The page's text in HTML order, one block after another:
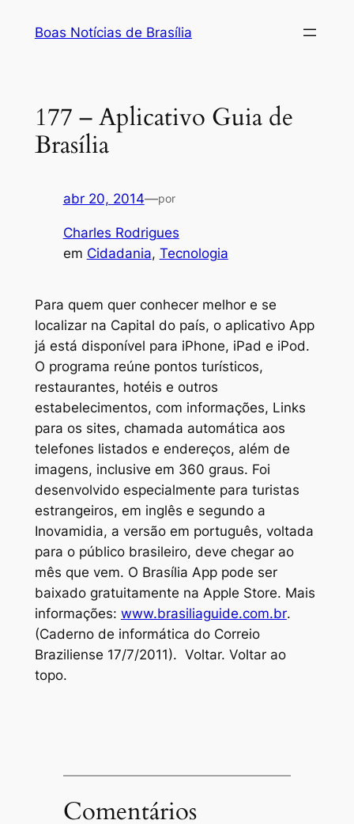
Boas Notícias de Brasília
177 – Aplicativo Guia de
Brasília
abr 20, 2014—por
Charles Rodrigues
em Cidadania, Tecnologia
Para quem quer conhecer melhor e se
localizar na Capital do país, o aplicativo App
já está disponível para iPhone, iPad e iPod.
O programa reúne pontos turísticos,
restaurantes, hotéis e outros
estabelecimentos, com informações, Links
para os sites, chamada automática aos
telefones listados e endereços, além de
imagens, inclusive em 360 graus. Foi
desenvolvido especialmente para turistas
estrangeiros, em inglês e segundo a
Inovamidia, a versão em português, voltada
para o público brasileiro, deve chegar ao
mês que vem. O Brasília App pode ser
baixado gratuitamente na Apple Store. Mais
informações: www.brasiliaguide.com.br.
(Caderno de informática do Correio
Braziliense 17/7/2011). Voltar. Voltar ao
topo.
Comentários